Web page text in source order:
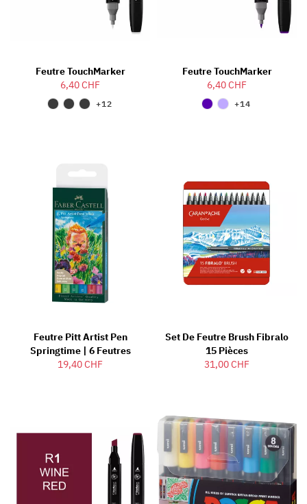
Feutre TouchMarker
6,40 CHF
+12
Feutre TouchMarker
6,40 CHF
+14
Feutre Pitt Artist Pen
Springtime | 6 Feutres
19,40 CHF
Set De Feutre Brush Fibralo
15 Pièces
31,00 CHF